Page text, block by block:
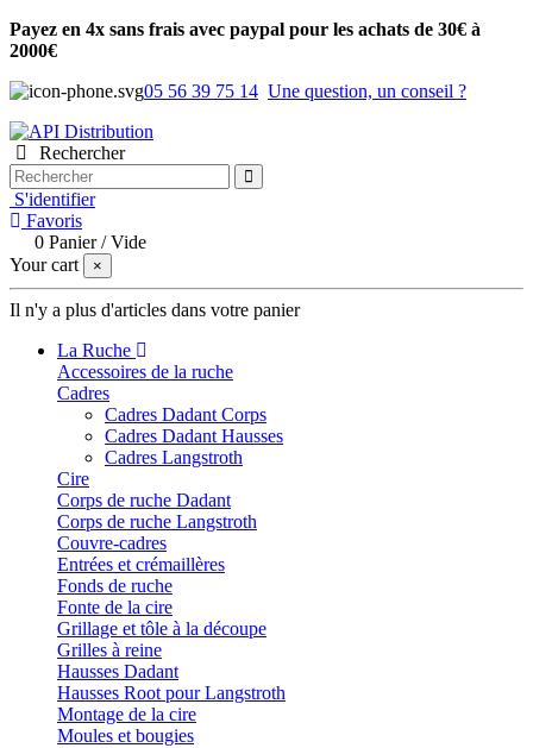
Payez en 4x sans frais avec paypal pour les achats de 30€ à
2000€
05 56 39 75 14 Une question, un conseil ?
Rechercher
S'identifier
Favoris
0 Panier /Vide
Your cart
×
Il n'y a plus d'articles dans votre panier
La Ruche
Accessoires de la ruche
Cadres
Cadres Dadant Corps
Cadres Dadant Hausses
Cadres Langstroth
Cire
Corps de ruche Dadant
Corps de ruche Langstroth
Couvre-cadres
Entrées et crémaillères
Fonds de ruche
Fonte de la cire
Grillage et tôle à la découpe
Grilles à reine
Hausses Dadant
Hausses Root pour Langstroth
Montage de la cire
Moules et bougies